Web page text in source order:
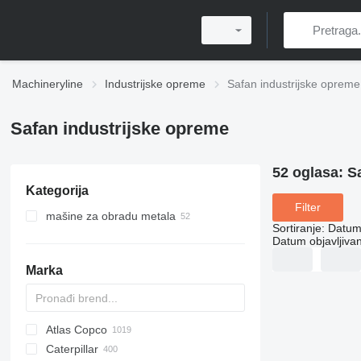
Machineryline Industrijske opreme Safan industrijske opreme
Safan industrijske opreme
Kategorija
mašine za obradu metala
mašine za savijanje limova
strugovi za metal
Marka
PDS
APD
AB
Ensis
Pega
VZ
AG3
Atlas Copco
DrillAir
QAS
PDP
E-series
B-series
BM
GFS
VT
Rover
PA
Airpure
BySprint Fiber
CK
SR
Caterpillar
52 oglasa:
Filter
Sortiranje:
Datum